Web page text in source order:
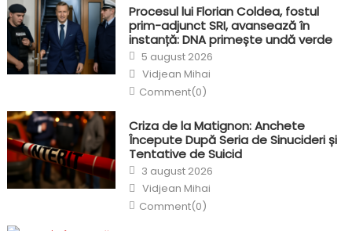
Procesul lui Florian Coldea, fostul
prim-adjunct SRI, avansează în
instanță: DNA primește undă verde
Posted
on
5 august 2026
Author
Vidjean Mihai
Comment(0)
Criza de la Matignon: Anchete
Începute După Seria de Sinucideri și
Tentative de Suicid
Posted
on
3 august 2026
Author
Vidjean Mihai
Comment(0)